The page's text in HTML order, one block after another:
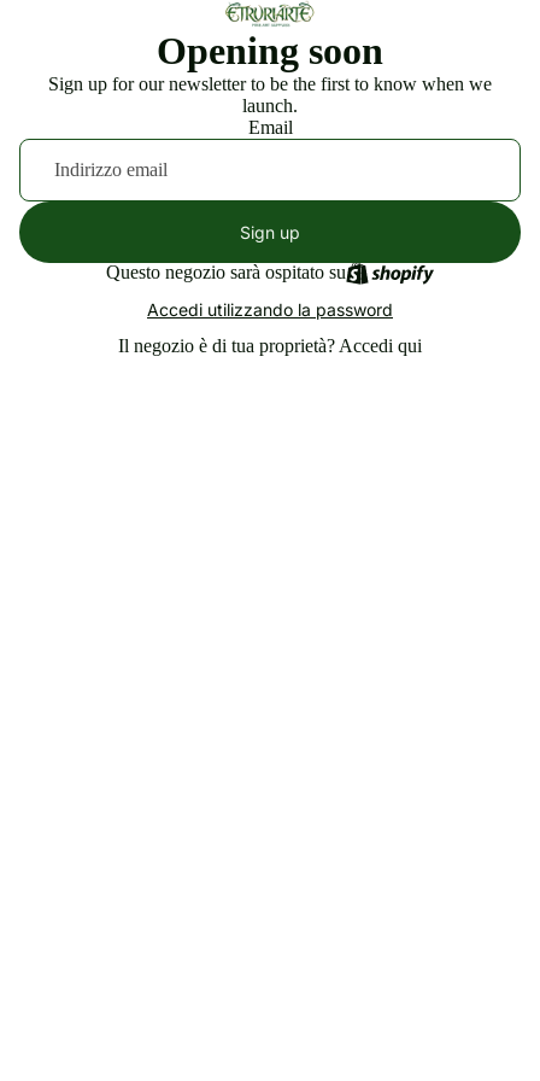
Opening soon
Sign up for our newsletter to be the first to know when we
launch.
Email
Sign up
Questo negozio sarà ospitato su
Accedi utilizzando la password
Il negozio è di tua proprietà? Accedi qui